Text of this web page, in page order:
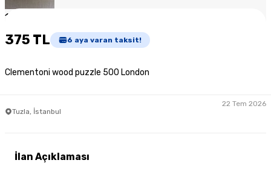
1
375 TL 6 aya varan taksit!
Clementoni wood puzzle 500 London
Tuzla, İstanbul
22 Tem 2026
İlan Açıklaması